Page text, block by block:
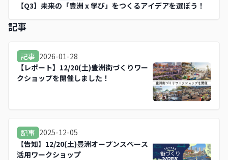
【Q3】未来の「豊洲 x 学び」をつくるアイデアを選ぼう！
記事
記事 2026-01-28
【レポート】12/20(土)豊洲街づくりワー
クショップを開催しました！
記事 2025-12-05
【告知】12/20(土)豊洲オープンスペース
活用ワークショップ